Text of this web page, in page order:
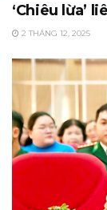
‘Chiêu lừa’
2 THÁNG 12, 2025